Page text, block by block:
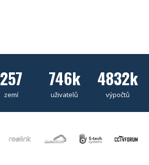
257
zemí
746k
uživatelů
4832k
výpočtů